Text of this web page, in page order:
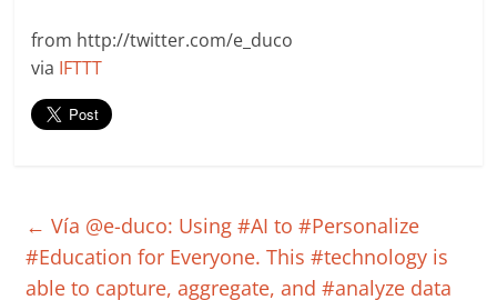
from http://twitter.com/e_duco
via IFTTT
← Vía @e-duco: Using #AI to #Personalize
#Education for Everyone. This #technology is
able to capture, aggregate, and #analyze data